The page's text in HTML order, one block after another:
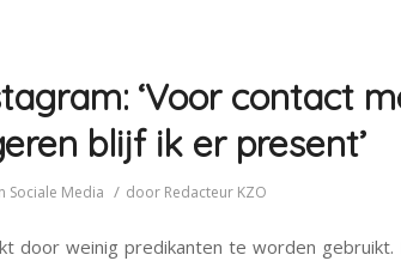
‘Voor contact
blijf ik er present’
Sociale Media / door Redacteur KZO
door weinig predikanten te worden gebruikt.